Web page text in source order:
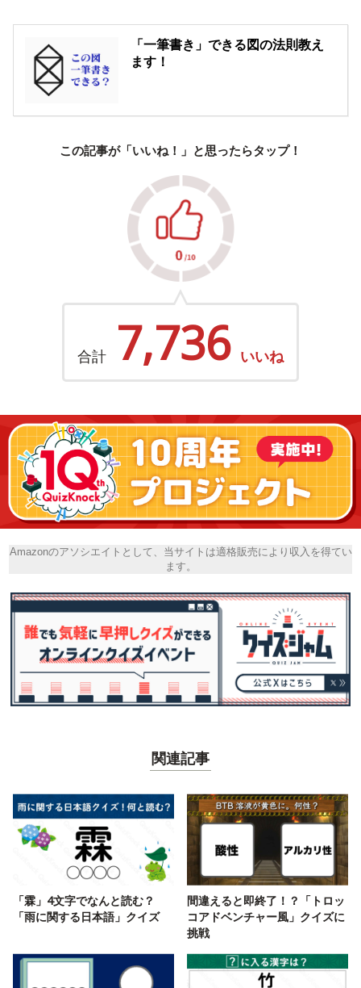
「一筆書き」できる図の法則教え
ます！
この記事が「いいね！」と思ったらタップ！
合計 7,736 いいね
Amazonのアソシエイトとして、当サイトは適格販売により収入を得てい
ます。
関連記事
「霖」4文字でなんと読む？
「雨に関する日本語」クイズ
間違えると即終了！？「トロッ
コアドベンチャー風」クイズに
挑戦